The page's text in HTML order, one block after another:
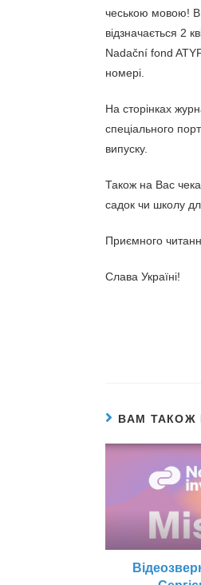
чеською мовою! В
відзначається 2
Nadační fond
номері.
На сторінках
спеціального
випуску.
Також на Вас
садок чи школу
Приємного
Слава Україні!
ВАМ ТАКОЖ